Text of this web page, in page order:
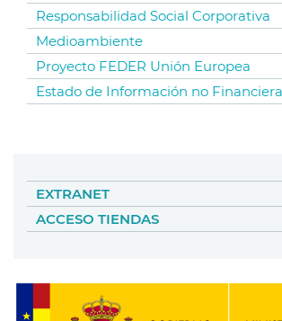
Responsabilidad Social Corporativa
Medioambiente
Proyecto FEDER Unión Europea
Estado de Información no Financiera
EXTRANET
ACCESO TIENDAS